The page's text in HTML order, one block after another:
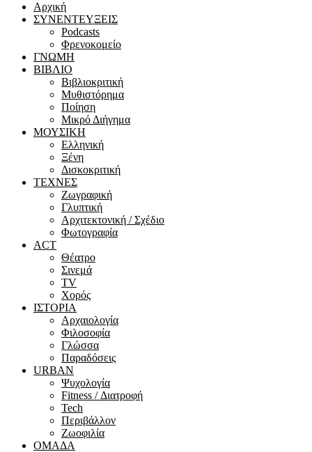
Αρχική
ΣΥΝΕΝΤΕΥΞΕΙΣ
Podcasts
Φρενοκομείο
ΓΝΩΜΗ
ΒΙΒΛΙΟ
Βιβλιοκριτική
Μυθιστόρημα
Ποίηση
Μικρό Διήγημα
ΜΟΥΣΙΚΗ
Ελληνική
Ξένη
Δισκοκριτική
ΤΕΧΝΕΣ
Ζωγραφική
Γλυπτική
Αρχιτεκτονική / Σχέδιο
Φωτογραφία
ACT
Θέατρο
Σινεμά
ΤV
Χορός
ΙΣΤΟΡΙΑ
Αρχαιολογία
Φιλοσοφία
Γλώσσα
Παραδόσεις
URBAN
Ψυχολογία
Fitness / Διατροφή
Tech
Περιβάλλον
Ζωοφιλία
ΟΜΑΔΑ